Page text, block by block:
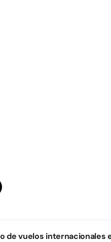
de vuelos internacionales